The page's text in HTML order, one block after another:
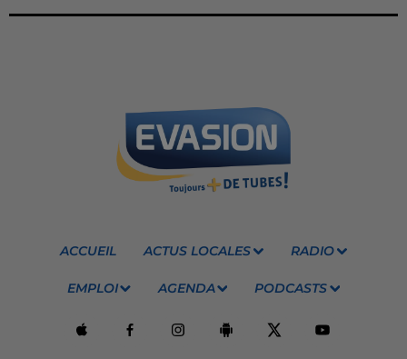
ACCUEIL ACTUS LOCALES RADIO
EMPLOI AGENDA PODCASTS